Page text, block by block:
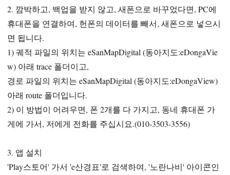
2. 깜박하고, 백업을 받지 않고, 새폰으로 바꾸었다면, PC에
휴대폰을 연결하여, 헌폰의 데이터를 빼서, 새폰으로 넣으시
면 됩니다.
1) 궤적 파일의 위치는 eSanMapDigital (동아지도:eDongaVie
w) 아래 trace 폴더이고,
경로 파일의 위치는 eSanMapDigital (동아지도:eDongaView)
아래 route 폴더입니다.
2) 이 방법이 어려우면, 폰 2개를 다 가지고, 동네 휴대폰 가
게에 가서, 저에게 전화를 주십시요.(010-3503-3556)
3. 앱 설치
'Play스토어' 가서 'e산경표'로 검색하여, '노란나비' 아이콘인